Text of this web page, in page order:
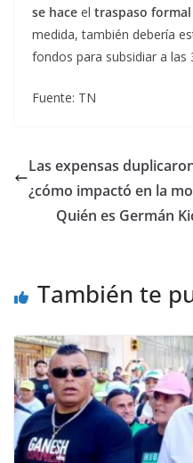
se hace el traspaso formal
medida, también debería
fondos para subsidiar a las
Fuente: TN
Las expensas
¿cómo impactó en la
Quién es Germán
También te